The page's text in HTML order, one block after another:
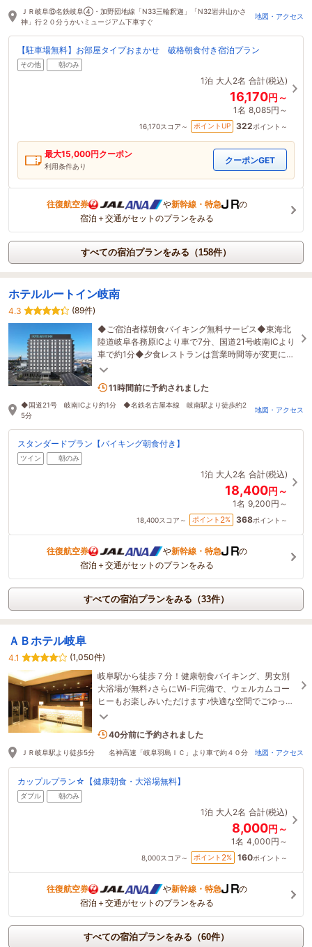
たった今予約されました
ＪＲ岐阜⑬名鉄岐阜④・加野団地線「N33三輪釈迦」「N32岩井山かさ
神」行２０分うかいミュージアム下車すぐ
地図・アクセス
【駐車場無料】お部屋タイプおまかせ 破格朝食付き宿泊プラン
その他 朝のみ
1泊 大人2名 合計(税込)
16,170円～
1名 8,085円～
16,170スコア～ ポイントUP 322ポイント～
最大15,000円クーポン
利用条件あり
クーポンGET
往復航空券 や新幹線・特急
の
宿泊＋交通がセットのプランをみる
すべての宿泊プランをみる（158件）
ホテルルートイン岐南
4.3
(89件)
◆ご宿泊者様朝食バイキング無料サービス◆東海北
陸道岐阜各務原ICより車で7分、国道21号岐南ICより
車で約1分◆夕食レストランは営業時間等が変更にな
る場合があります。公式サイトにてご確認下さい。
2名がこの宿を見ています
11時間前に予約されました
◆国道21号 岐南ICより約1分 ◆名鉄名古屋本線 岐南駅より徒歩約2
5分
地図・アクセス
スタンダードプラン【バイキング朝食付き】
ツイン 朝のみ
1泊 大人2名 合計(税込)
18,400円～
1名 9,200円～
18,400スコア～ ポイント 2% 368ポイント～
往復航空券 や新幹線・特急
の
宿泊＋交通がセットのプランをみる
すべての宿泊プランをみる（33件）
ＡＢホテル岐阜
4.1
(1,050件)
岐阜駅から徒歩７分！健康朝食バイキング、男女別
大浴場が無料♪さらにWi-Fi完備で、ウェルカムコー
ヒーもお楽しみいただけます♪快適な空間でごゆっく
りとお過ごしください♪
1名がこの宿を見ています
40分前に予約されました
ＪＲ岐阜駅より徒歩5分 名神高速「岐阜羽島ＩＣ」より車で約４０分 地図・アクセス
カップルプラン☆【健康朝食・大浴場無料】
ダブル 朝のみ
1泊 大人2名 合計(税込)
8,000円～
1名 4,000円～
8,000スコア～ ポイント 2% 160ポイント～
往復航空券 や新幹線・特急
の
宿泊＋交通がセットのプランをみる
すべての宿泊プランをみる（60件）